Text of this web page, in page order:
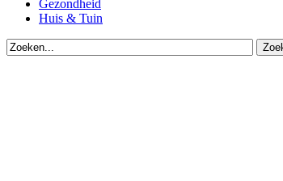
Gezondheid
Huis & Tuin